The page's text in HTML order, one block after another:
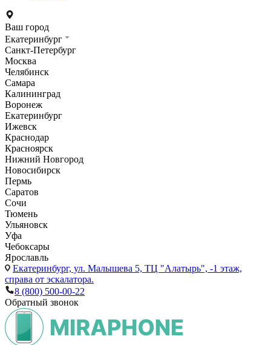
Ваш город
Екатеринбург
Санкт-Петербург
Москва
Челябинск
Самара
Калининград
Воронеж
Екатеринбург
Ижевск
Краснодар
Красноярск
Нижний Новгород
Новосибирск
Пермь
Саратов
Сочи
Тюмень
Ульяновск
Уфа
Чебоксары
Ярославль
Екатеринбург, ул. Малышева 5, ТЦ "Алатырь", -1 этаж,
справа от эскалатора.
8 (800) 500-00-22
Обратный звонок